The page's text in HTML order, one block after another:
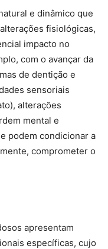
e dinâmico que
fisiológicas,
impacto no
com o avançar da
de dentição e
sensoriais
alterações
mental e
podem condicionar a
comprometer o
apresentam
específicas, cujo